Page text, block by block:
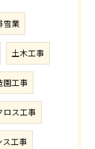
雪業
土木工事
園工事
ロス工事
ス工事